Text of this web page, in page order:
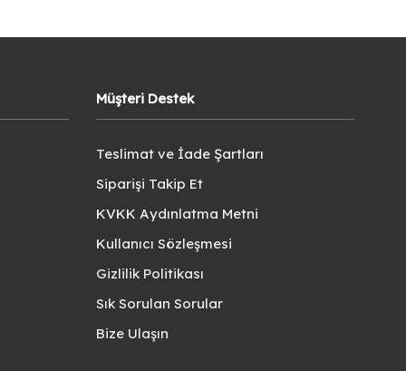
Müşteri Destek
Teslimat ve İade Şartları
Siparişi Takip Et
KVKK Aydınlatma Metni
Kullanıcı Sözleşmesi
Gizlilik Politikası
Sık Sorulan Sorular
Bize Ulaşın